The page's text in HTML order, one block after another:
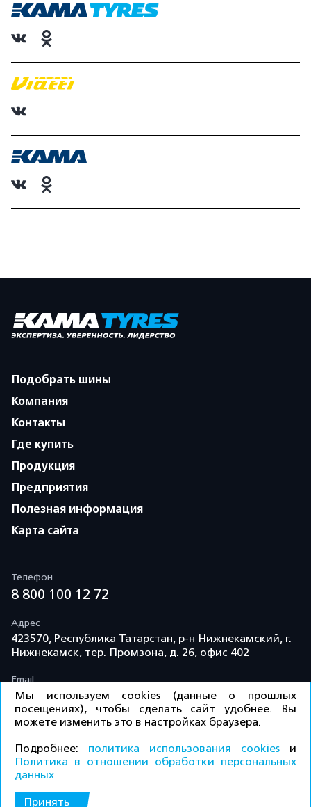
Подобрать шины
Компания
Контакты
Где купить
Продукция
Предприятия
Полезная информация
Карта сайта
Телефон
8 800 100 12 72
Адрес
423570, Республика Татарстан, р-н Нижнекамский, г.
Нижнекамск, тер. Промзона, д. 26, офис 402
Email
info@td-kama.com
©ООО «Торговый дом «Кама» 2026 / Все права
защищены.
Политика конфиденциальности
Мы используем cookies (данные о прошлых
посещениях), чтобы сделать сайт удобнее. Вы
можете изменить это в настройках браузера.
Подробнее: политика использования cookies и
Политика в отношении обработки персональных
данных
Принять